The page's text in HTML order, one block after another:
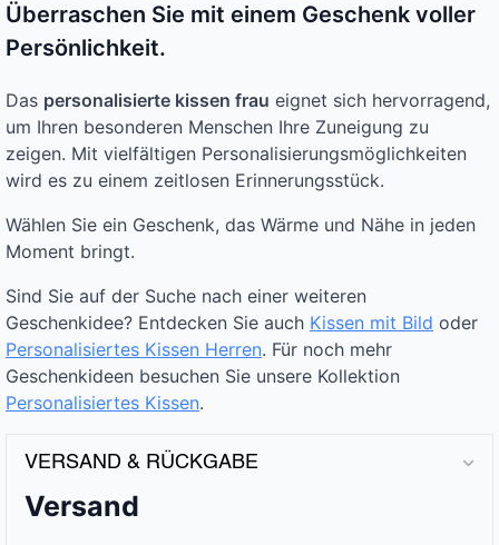
Überraschen Sie mit einem Geschenk voller
Persönlichkeit.
Das personalisierte kissen frau eignet sich hervorragend,
um Ihren besonderen Menschen Ihre Zuneigung zu
zeigen. Mit vielfältigen Personalisierungsmöglichkeiten
wird es zu einem zeitlosen Erinnerungsstück.
Wählen Sie ein Geschenk, das Wärme und Nähe in jeden
Moment bringt.
Sind Sie auf der Suche nach einer weiteren
Geschenkidee? Entdecken Sie auch Kissen mit Bild oder
Personalisiertes Kissen Herren. Für noch mehr
Geschenkideen besuchen Sie unsere Kollektion
Personalisiertes Kissen.
VERSAND & RÜCKGABE
Versand